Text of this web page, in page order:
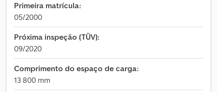
Primeira matrícula:
05/2000
Próxima inspeção (TÜV):
09/2020
Comprimento do espaço de carga:
13 800 mm